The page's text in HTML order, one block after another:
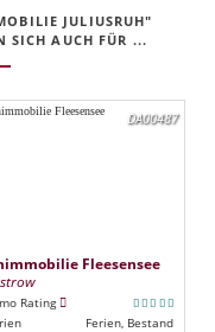
JULIUSRUH"
SICH AUCH FÜR ...
DA00487
Fleesensee
Rating
Ferien, Bestand